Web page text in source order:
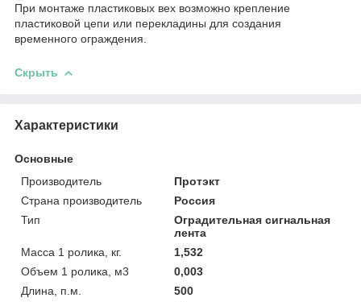
При монтаже пластиковых вех возможно крепление
пластиковой цепи или перекладины для создания
временного ограждения.
Скрыть
Характеристики
Основные
Производитель
Протэкт
Страна производитель
Россия
Тип
Оградительная сигнальная
лента
Масса 1 ролика, кг.
1,532
Объем 1 ролика, м3
0,003
Длина, п.м.
500